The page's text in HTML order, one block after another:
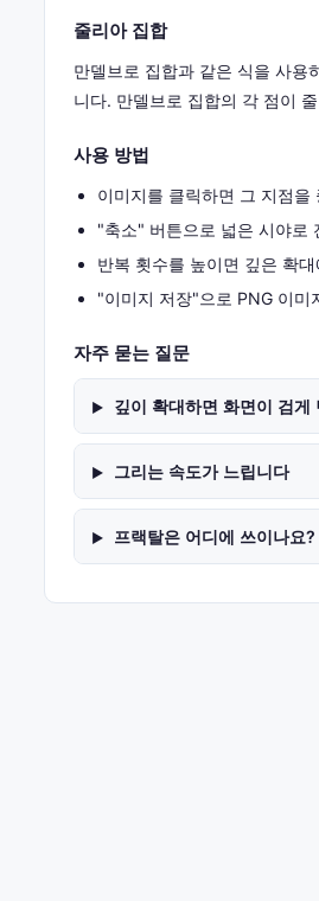
줄리아 집합
만델브로 집합과 같은 식을 사용
니다. 만델브로 집합의 각 점이
사용 방법
이미지를 클릭하면 그 지점을
"축소" 버튼으로 넓은 시야로
반복 횟수를 높이면 깊은 확
"이미지 저장"으로 PNG 이미
자주 묻는 질문
깊이 확대하면 화면이 검게
그리는 속도가 느립니다
프랙탈은 어디에 쓰이나요?